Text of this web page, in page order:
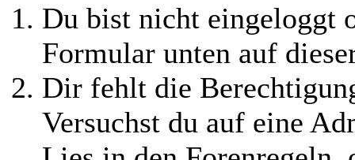
Du bist nicht eingeloggt
Formular unten auf
Dir fehlt die
Versuchst du auf eine